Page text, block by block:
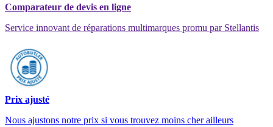
Comparateur de devis en ligne
Service innovant de réparations multimarques promu par Stellantis
Prix ajusté
Nous ajustons notre prix si vous trouvez moins cher ailleurs